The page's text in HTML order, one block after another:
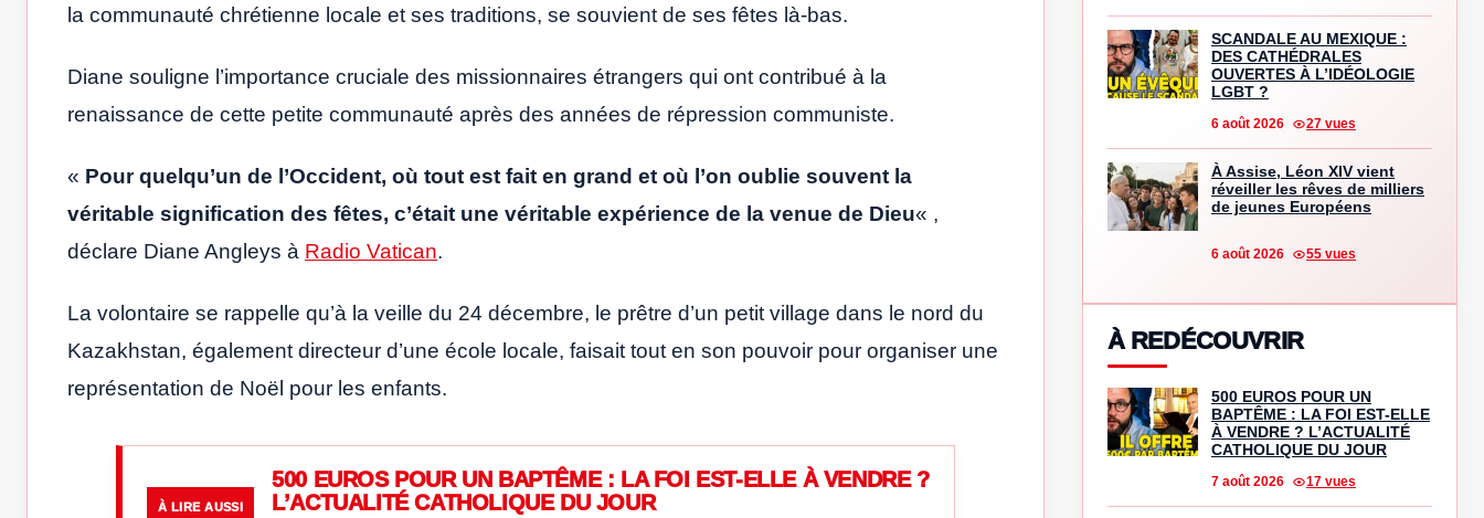
la communauté chrétienne locale et ses traditions, se souvient de ses fêtes là-bas.
Diane souligne l’importance cruciale des missionnaires étrangers qui ont contribué à la
renaissance de cette petite communauté après des années de répression communiste.
« Pour quelqu’un de l’Occident, où tout est fait en grand et où l’on oublie souvent la
véritable signification des fêtes, c’était une véritable expérience de la venue de Dieu« ,
déclare Diane Angleys à Radio Vatican.
La volontaire se rappelle qu’à la veille du 24 décembre, le prêtre d’un petit village dans le nord du
Kazakhstan, également directeur d’une école locale, faisait tout en son pouvoir pour organiser une
représentation de Noël pour les enfants.
À LIRE AUSSI
500 EUROS POUR UN BAPTÊME : LA FOI EST-ELLE À VENDRE ?
L’ACTUALITÉ CATHOLIQUE DU JOUR
SCANDALE AU MEXIQUE :
DES CATHÉDRALES
OUVERTES À L’IDÉOLOGIE
LGBT ?
6 août 2026 27 vues
À Assise, Léon XIV vient
réveiller les rêves de milliers
de jeunes Européens
6 août 2026 55 vues
À REDÉCOUVRIR
500 EUROS POUR UN
BAPTÊME : LA FOI EST-ELLE
À VENDRE ? L’ACTUALITÉ
CATHOLIQUE DU JOUR
7 août 2026 17 vues